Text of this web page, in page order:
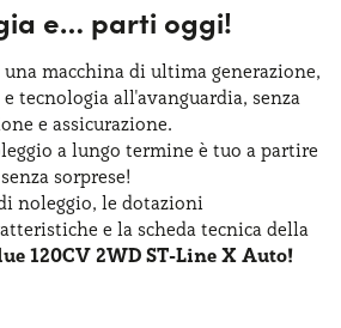
e… parti oggi!
macchina di ultima generazione,
e tecnologia all'avanguardia, senza
e assicurazione.
a lungo termine è tuo a partire
sorprese!
noleggio, le dotazioni
e la scheda tecnica della
120CV 2WD ST-Line X Auto!